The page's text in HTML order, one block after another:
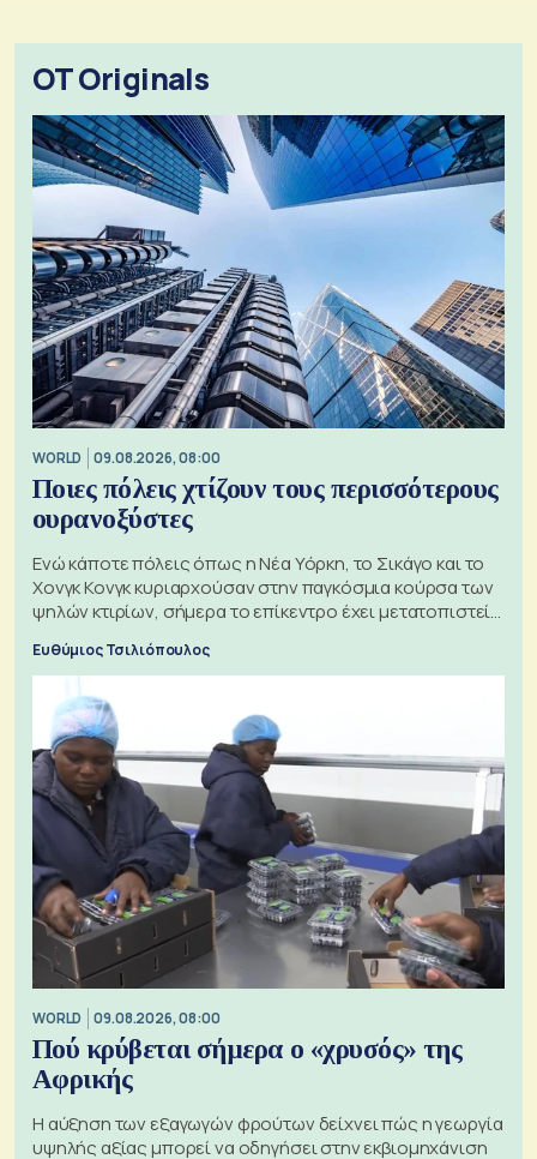
OT Originals
WORLD 09.08.2026, 08:00
Ποιες πόλεις χτίζουν τους περισσότερους
ουρανοξύστες
Ενώ κάποτε πόλεις όπως η Νέα Υόρκη, το Σικάγο και το
Χονγκ Κονγκ κυριαρχούσαν στην παγκόσμια κούρσα των
ψηλών κτιρίων, σήμερα το επίκεντρο έχει μετατοπιστεί
Ευθύμιος Τσιλιόπουλος
WORLD 09.08.2026, 08:00
Πού κρύβεται σήμερα ο «χρυσός» της
Αφρικής
Η αύξηση των εξαγωγών φρούτων δείχνει πώς η γεωργία
υψηλής αξίας μπορεί να οδηγήσει στην εκβιομηχάνιση